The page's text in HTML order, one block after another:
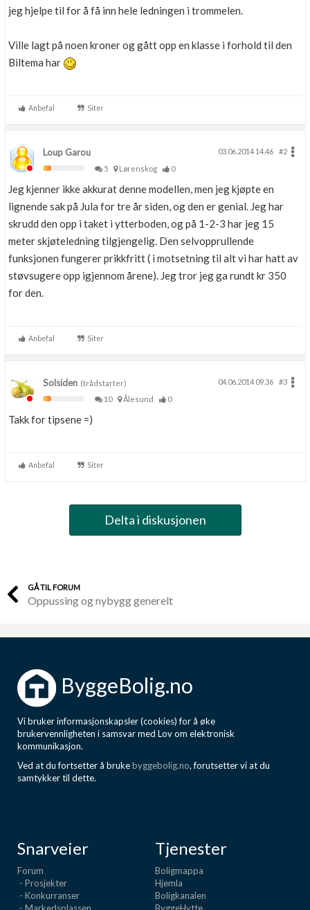
jeg hjelpe til for å få inn hele ledningen i trommelen.
Ville lagt på noen kroner og gått opp en klasse i forhold til den
Biltema har
Anbefal Siter
Loup Garou 03.06.2014 14.46
#2
5
Lørenskog 0
Jeg kjenner ikke akkurat denne modellen, men jeg kjøpte en
lignende sak på Jula for tre år siden, og den er genial. Jeg har
skrudd den opp i taket i ytterboden, og på 1-2-3 har jeg 15
meter skjøteledning tilgjengelig. Den selvopprullende
funksjonen fungerer prikkfritt ( i motsetning til alt vi har hatt av
støvsugere opp igjennom årene). Jeg tror jeg ga rundt kr 350
for den.
Anbefal Siter
Solsiden (trådstarter) 04.06.2014 09.36
#3
10
Ålesund 0
Takk for tipsene =)
Anbefal Siter
Delta i diskusjonen
GÅ TIL FORUM
Oppussing og nybygg generelt
ByggeBolig.no
Vi bruker informasjonskapsler (cookies) for å øke
brukervennligheten i samsvar med Lov om elektronisk
kommunikasjon.
Ved at du fortsetter å brukebyggebolig.no, forutsetter vi at du
samtykker til dette.
Snarveier
Forum
- Prosjekter
- Konkurranser
Tjenester
Boligmappa
Hjemla
Boligkanalen